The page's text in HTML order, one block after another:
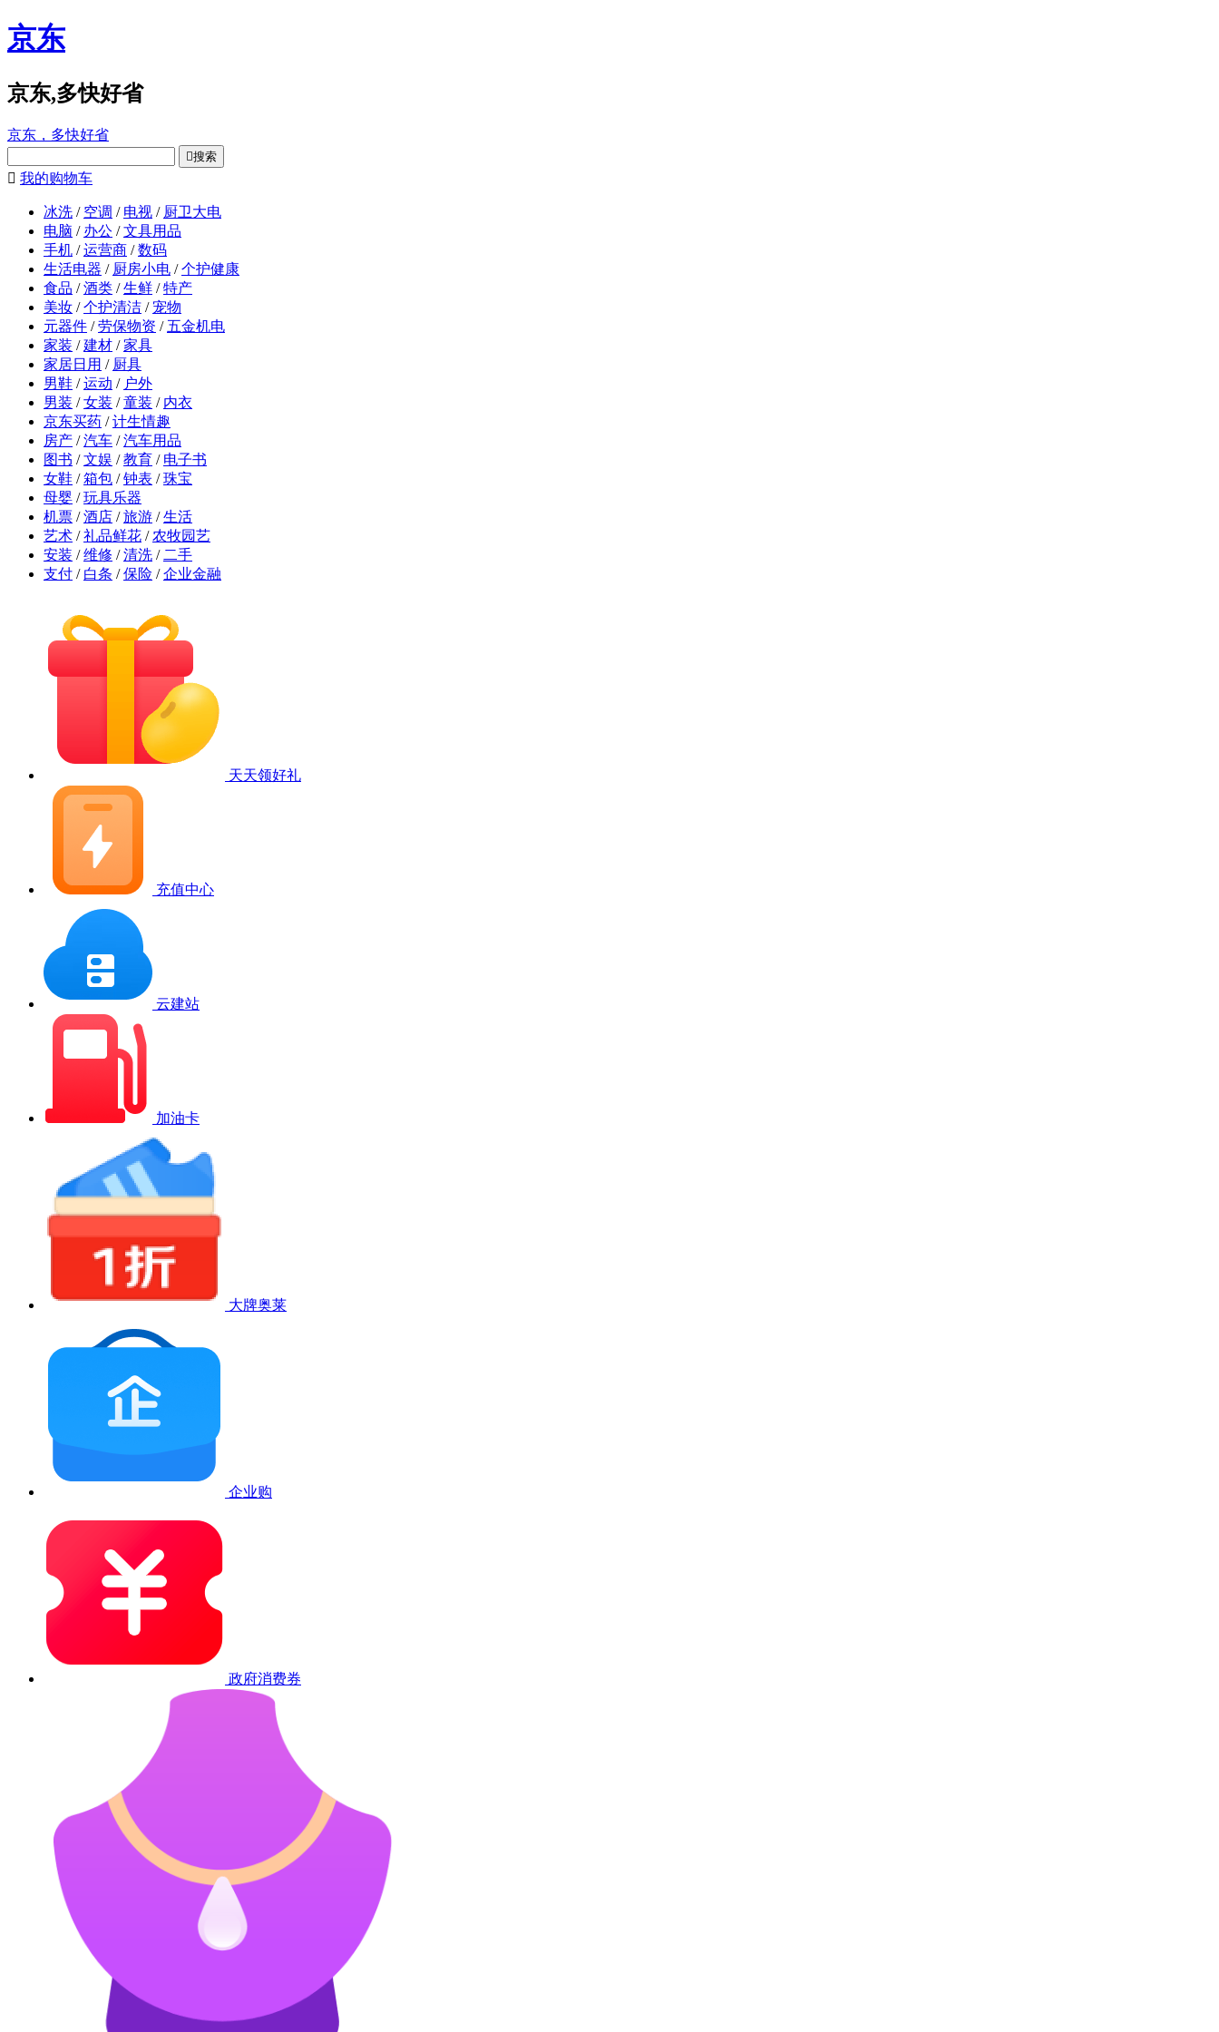
京东
京东,多快好省
京东，多快好省
搜索
 我的购物车
冰洗 / 空调 / 电视 / 厨卫大电
电脑 / 办公 / 文具用品
手机 / 运营商 / 数码
生活电器 / 厨房小电 / 个护健康
食品 / 酒类 / 生鲜 / 特产
美妆 / 个护清洁 / 宠物
元器件 / 劳保物资 / 五金机电
家装 / 建材 / 家具
家居日用 / 厨具
男鞋 / 运动 / 户外
男装 / 女装 / 童装 / 内衣
京东买药 / 计生情趣
房产 / 汽车 / 汽车用品
图书 / 文娱 / 教育 / 电子书
女鞋 / 箱包 / 钟表 / 珠宝
母婴 / 玩具乐器
机票 / 酒店 / 旅游 / 生活
艺术 / 礼品鲜花 / 农牧园艺
安装 / 维修 / 清洗 / 二手
支付 / 白条 / 保险 / 企业金融
天天领好礼
充值中心
云建站
加油卡
大牌奥莱
企业购
政府消费券